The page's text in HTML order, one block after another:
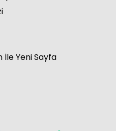
İle Yeni Sayfa